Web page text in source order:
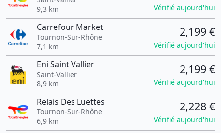
9,3 km
Vérifié aujourd'hui
Carrefour Market
Tournon-Sur-Rhône
7,1 km
2,199 €
Vérifié aujourd'hui
Eni Saint Vallier
Saint-Vallier
8,9 km
2,199 €
Vérifié aujourd'hui
Relais Des Luettes
Tournon-Sur-Rhône
6,9 km
2,228 €
Vérifié aujourd'hui